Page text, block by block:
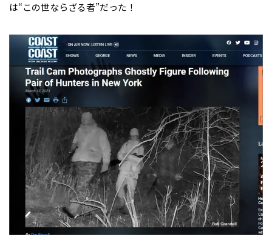
は“この世ならざる者”だった！